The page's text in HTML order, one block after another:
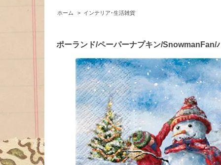
ホーム > インテリア･生活雑貨
ポーランド/ペーパーナプキン/SnowmanFan/